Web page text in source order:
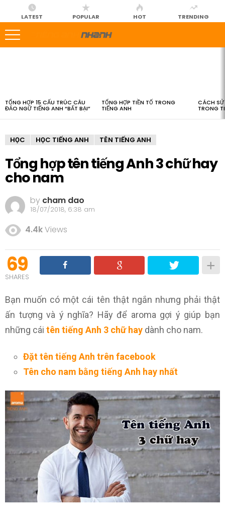
LATEST POPULAR HOT TRENDING
TỔNG HỢP 15 CẤU TRÚC CÂU
ĐẢO NGỮ TIẾNG ANH “BẤT BẠI”
TỔNG HỢP TIỀN TỐ TRONG
TIẾNG ANH
CÁCH SỬ
TRONG
HỌC HỌC TIẾNG ANH TÊN TIẾNG ANH
Tổng hợp tên tiếng Anh 3 chữ hay
cho nam
by cham dao
18/07/2018, 6:38 am
4.4kViews
69
SHARES
Bạn muốn có một cái tên thật ngắn nhưng phải thật
ấn tượng và ý nghĩa? Hãy để aroma gợi ý giúp bạn
những cái tên tiếng Anh 3 chữ hay dành cho nam.
Đặt tên tiếng Anh trên facebook
Tên cho nam bằng tiếng Anh hay nhất